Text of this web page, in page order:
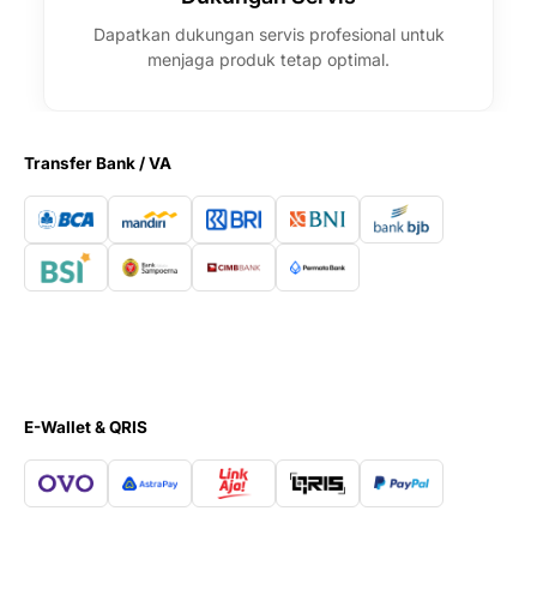
Dapatkan dukungan servis profesional untuk
menjaga produk tetap optimal.
Transfer Bank / VA
E-Wallet & QRIS